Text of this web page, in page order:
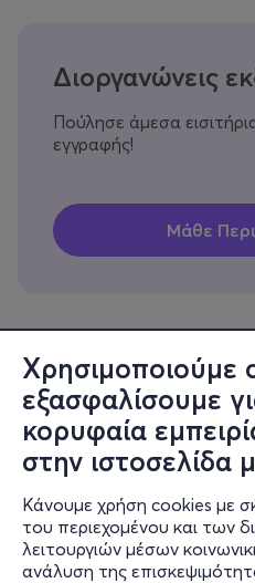
Χρησιμοποιούμε
εξασφαλίσουμε
κορυφαία
στην ιστοσελίδα
Κάνουμε χρήση cookies με
του περιεχομένου και των
λειτουργιών μέσων
ανάλυση της
Διοργανώνεις
Πούλησε άμεσα
εγγραφής!
Πληροφορίες
Υποστήριξη
Stay Connected